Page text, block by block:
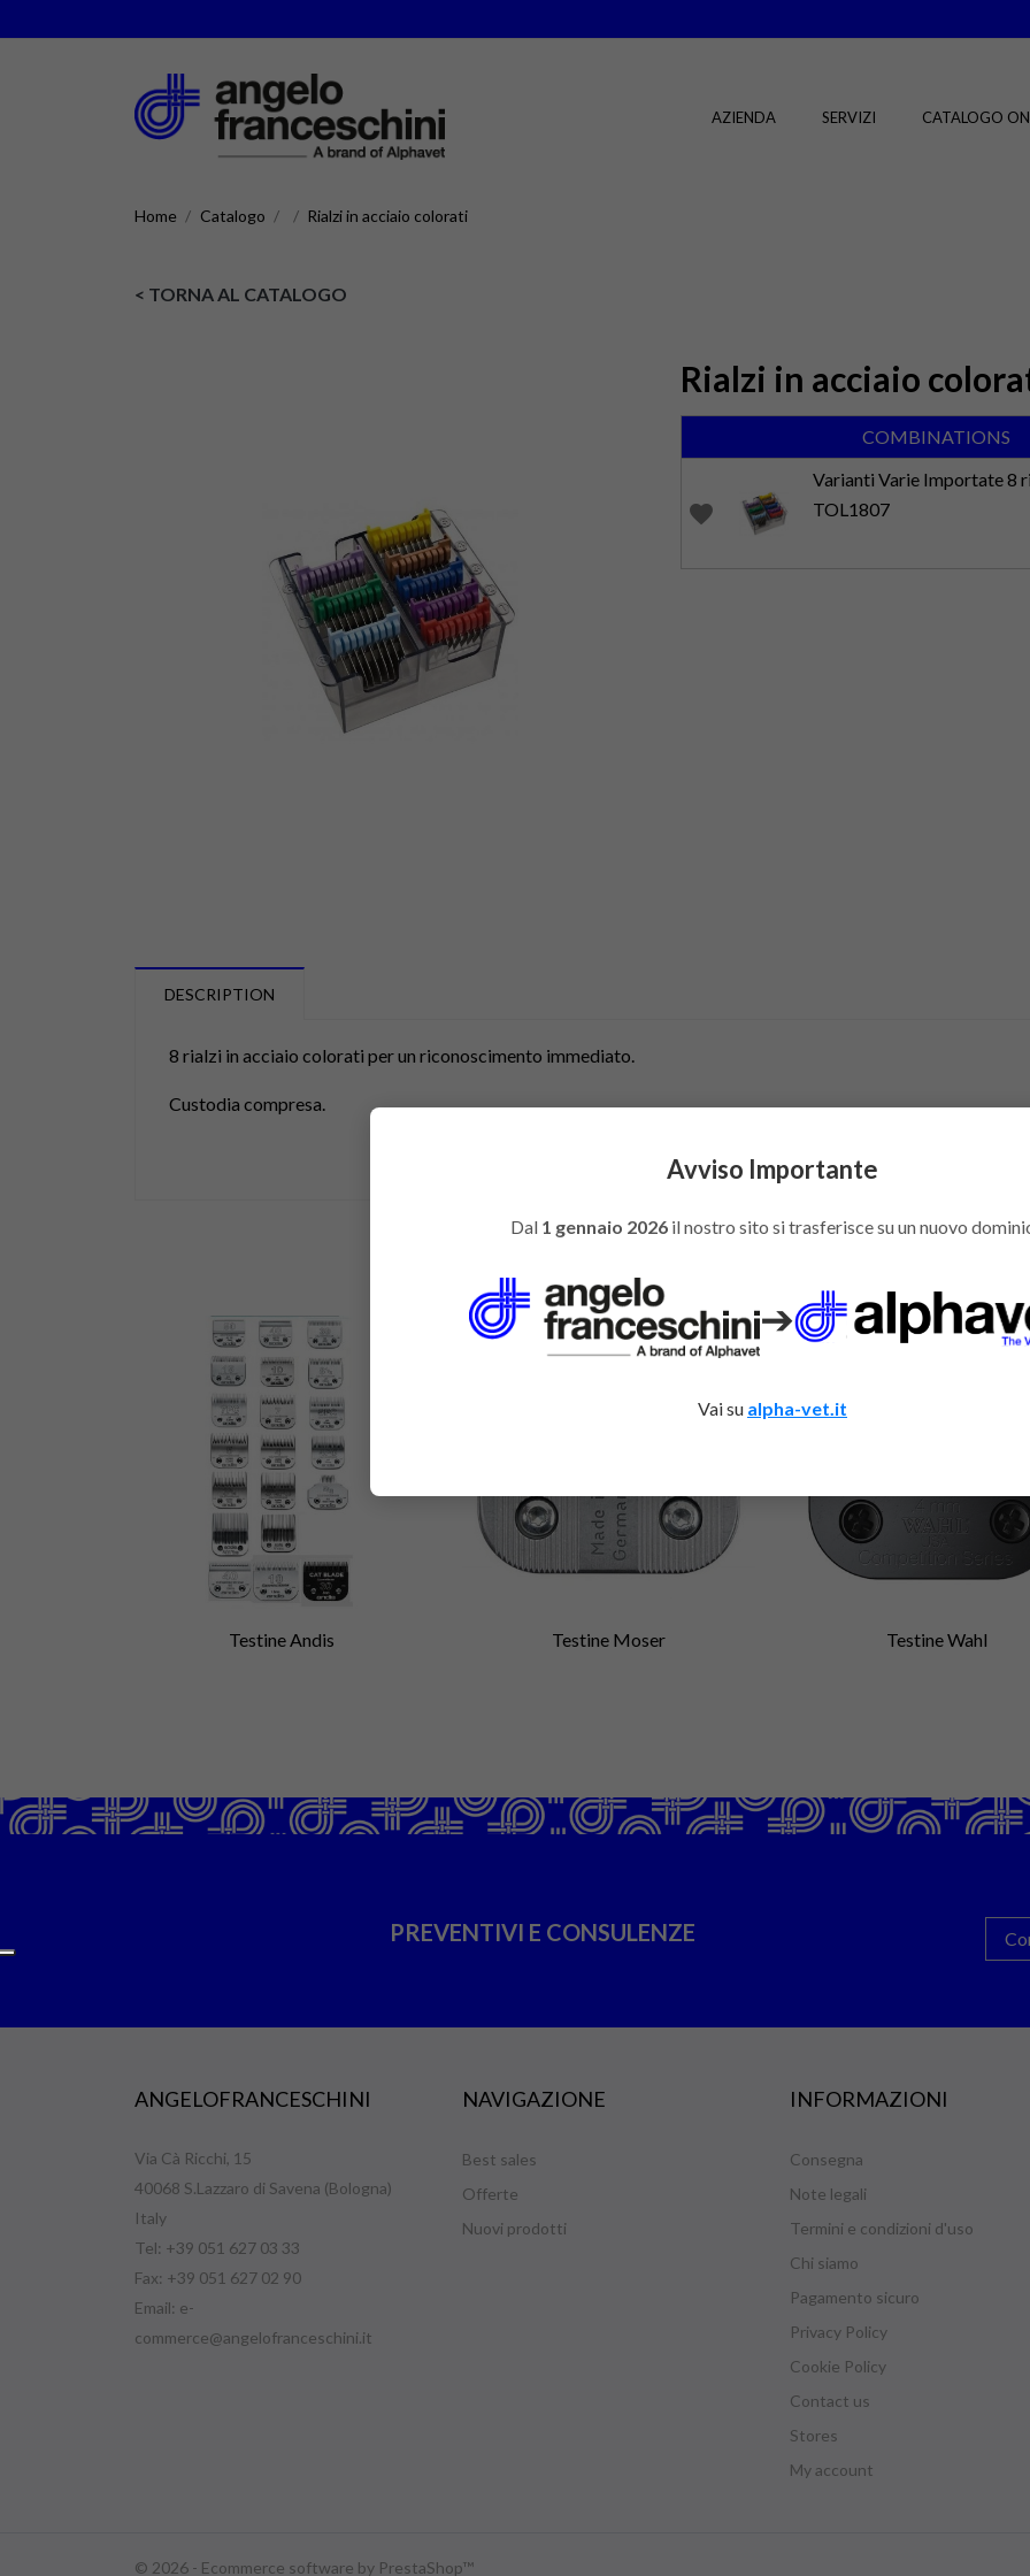
AZIENDA SERVIZI CATALOGO
Home Catalogo Rialzi in acciaio colorati
< TORNA AL CATALOGO
Rialzi in acciaio
COMBINATIONS
favorite
Varianti Varie Importate 8
TOL1807
DESCRIPTION
8 rialzi in acciaio colorati per un riconoscimento immediato.
Custodia compresa.
Testine Andis Testine Moser Testine Wahl
PREVENTIVI E CONSULENZE
ANGELOFRANCESCHINI
Via Cà Ricchi, 15
40068 S.Lazzaro di Savena (Bologna)
Italy
Tel: +39 051 627 03 33
Fax: +39 051 627 02 90
Email: e-
commerce@angelofranceschini.it
NAVIGAZIONE
Best sales
Offerte
Nuovi prodotti
INFORMAZIONI
Consegna
Note legali
Termini e condizioni d'uso
Chi siamo
Pagamento sicuro
Privacy Policy
Cookie Policy
Contact us
Stores
My account
© 2026 - Ecommerce software by PrestaShop™
Avviso Importante
Dal 1 gennaio 2026il nostro sito si trasferisce su un nuovo
➔
Vai su alpha-vet.it